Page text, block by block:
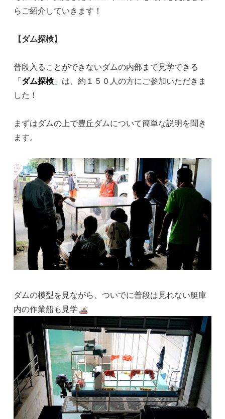
らご紹介していきます！
【ダム探検】
普段入ることができないダムの内部まで見学できる
「ダム探検 」 は、約１５０人の方にご参加いただきま
した！
まずはダムの上で豊丘ダムについて簡単な説明を聞き
ます。
ダムの模型を見ながら、ついでに普段は見れない艇庫
内の作業船も見学